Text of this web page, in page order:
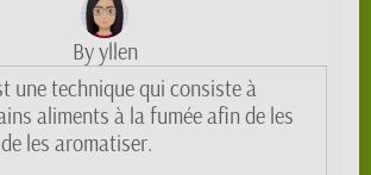
By yllen
une technique qui consiste à
aliments à la fumée afin de les
les aromatiser.